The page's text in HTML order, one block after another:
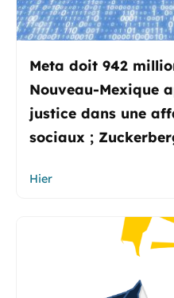
Meta doit 942
Nouveau-Mexique
justice dans une
sociaux ;
Hier